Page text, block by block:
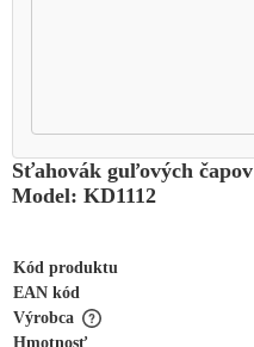
Sťahovák guľových čapov
Model: KD1112
Kód produktu
EAN kód
Výrobca
Hmotnosť